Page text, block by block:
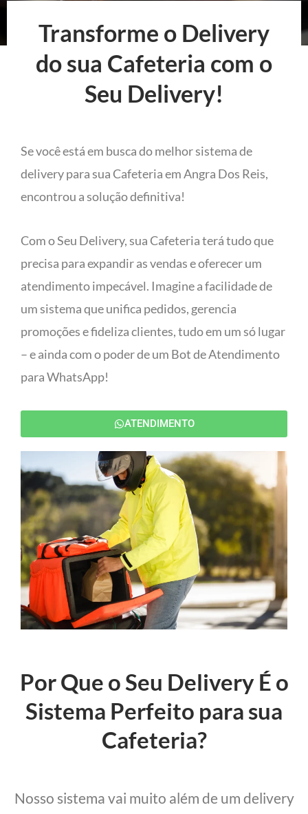
Transforme o Delivery
do sua Cafeteria com o
Seu Delivery!
Se você está em busca do melhor sistema de
delivery para sua Cafeteria em Angra Dos Reis,
encontrou a solução definitiva!
Com o Seu Delivery, sua Cafeteria terá tudo que
precisa para expandir as vendas e oferecer um
atendimento impecável. Imagine a facilidade de
um sistema que unifica pedidos, gerencia
promoções e fideliza clientes, tudo em um só lugar
– e ainda com o poder de um Bot de Atendimento
para WhatsApp!
ATENDIMENTO
Por Que o Seu Delivery É o
Sistema Perfeito para sua
Cafeteria?
Nosso sistema vai muito além de um delivery